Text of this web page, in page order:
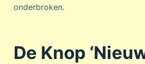
onderbroken.
De Knop